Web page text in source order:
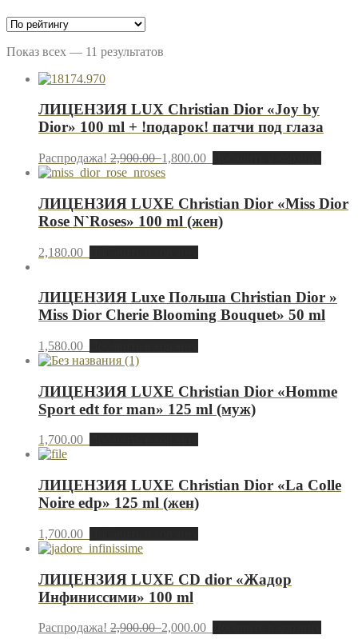
Показ всех — 11 результатов
ЛИЦЕНЗИЯ LUX Christian Dior «Joy by
Dior» 100 ml + !подарок! патчи под глаза
Распродажа! 2,900.001,800.00
ЛИЦЕНЗИЯ LUXE Christian Dior «Miss Dior
Rose N`Roses» 100 ml (жен)
2,180.00
ЛИЦЕНЗИЯ Luxe Польша Christian Dior »
Miss Dior Cherie Blooming Bouquet» 50 ml
1,580.00
ЛИЦЕНЗИЯ LUXE Christian Dior «Homme
Sport edt for man» 125 ml (муж)
1,700.00
ЛИЦЕНЗИЯ LUXE Christian Dior «La Colle
Noire edp» 125 ml (жен)
1,700.00
ЛИЦЕНЗИЯ LUXE CD dior «Жадор
Инфиниссими» 100 ml
Распродажа! 2,900.002,000.00